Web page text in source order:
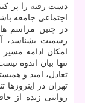
دست رفته را پر
اجتماعی جامعه
در چنین مراسم
رسمیت بشناسد،
امکان ادامه
تنها بیان اندوه
تعادل، امید و
تهران در
روایتی زنده از